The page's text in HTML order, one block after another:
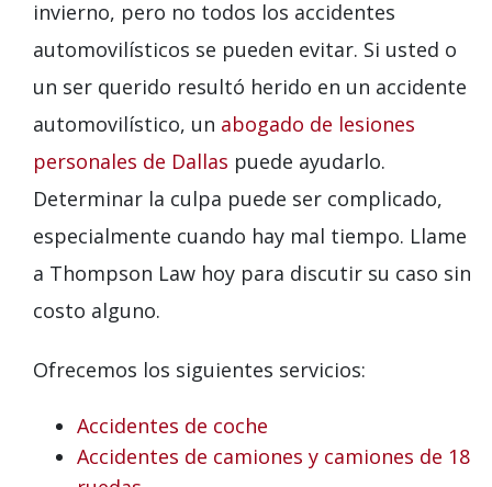
invierno, pero no todos los accidentes
automovilísticos se pueden evitar. Si usted o
un ser querido resultó herido en un accidente
automovilístico, un abogado de lesiones
personales de Dallas puede ayudarlo.
Determinar la culpa puede ser complicado,
especialmente cuando hay mal tiempo. Llame
a Thompson Law hoy para discutir su caso sin
costo alguno.
Ofrecemos los siguientes servicios:
Accidentes de coche
Accidentes de camiones y camiones de 18